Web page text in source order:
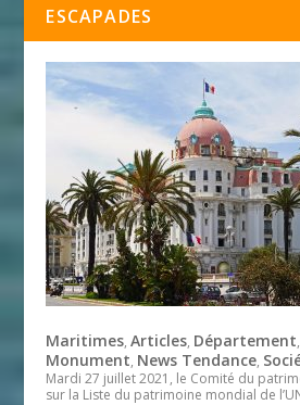
ESCAPADES
Maritimes,Articles, Département,
Monument, News Tendance,
Mardi 27 juillet 2021, le Comité du
sur la Liste du patrimoine mondial de